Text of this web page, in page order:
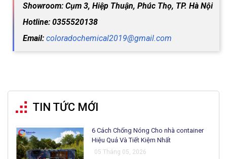
Showroom: Cụm 3, Hiệp Thuận, Phúc Thọ, TP. Hà Nội
Hotline: 0355520138
Email: coloradochemical2019@gmail.com
TIN TỨC MỚI
6 Cách Chống Nóng Cho nhà container
Hiệu Quả Và Tiết Kiệm Nhất
05 Tháng 05, 2026